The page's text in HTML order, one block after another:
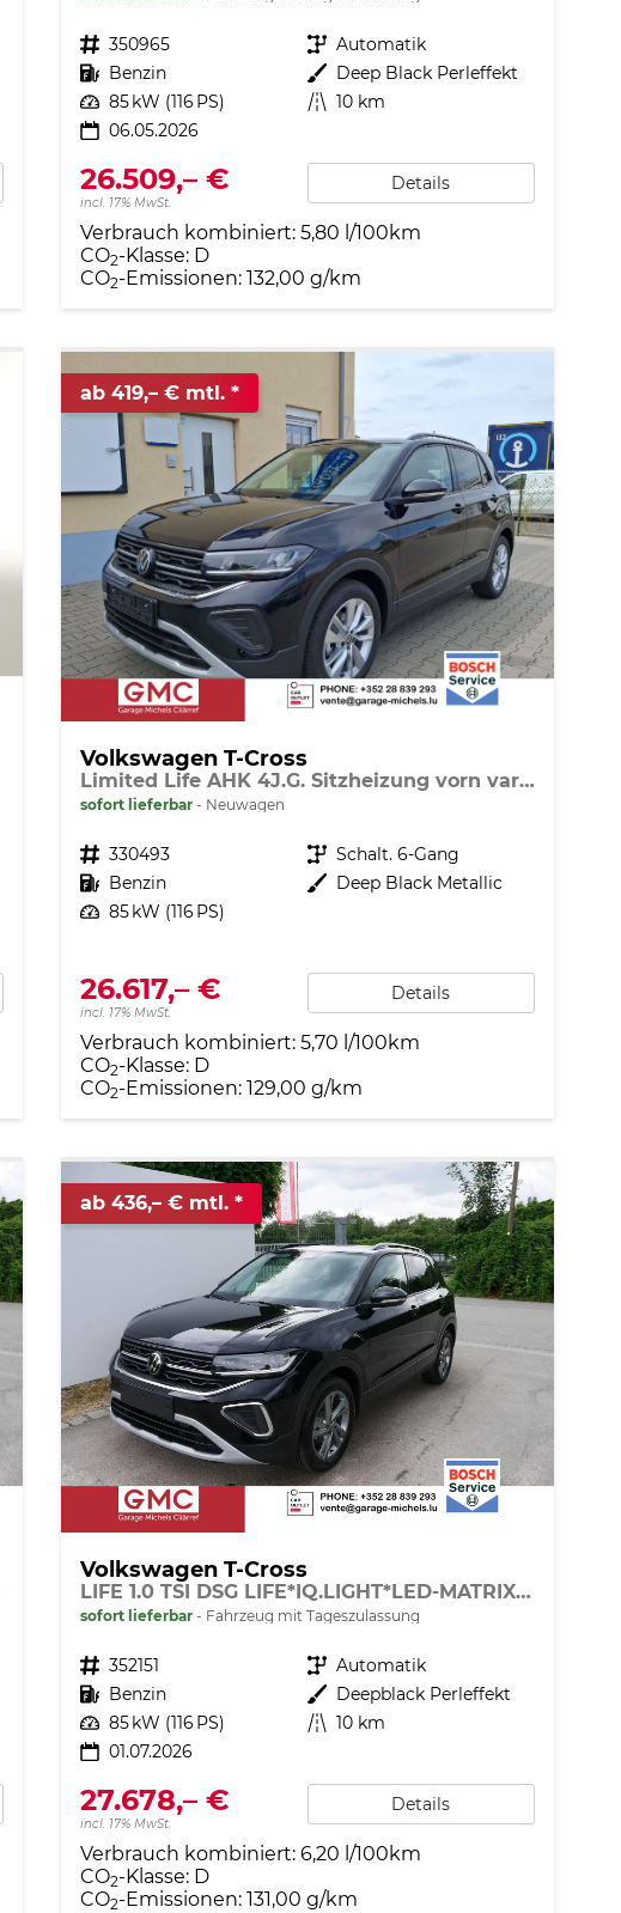
Fahrzeugnr. 350965 Getriebe Automatik
Kraftstoff Benzin Außenfarbe Deep Black Perleffekt
Leistung 85 kW (116 PS) Kilometerstand 10 km
06.05.2026
26.509,– €
incl. 17% MwSt.
Details
Verbrauch kombiniert: 5,80 l/100km
CO2-Klasse: D
CO2-Emissionen: 132,00 g/km
ab 419,– € mtl.
Volkswagen T-Cross
Limited Life AHK 4J.G. Sitzheizung vorn variabler Ladeboden PDC Radio 17 Zoll LM
sofort lieferbar Neuwagen
Fahrzeugnr. 330493 Getriebe Schalt. 6-Gang
Kraftstoff Benzin Außenfarbe Deep Black Metallic
Leistung 85 kW (116 PS)
26.617,– €
incl. 17% MwSt.
Details
Verbrauch kombiniert: 5,70 l/100km
CO2-Klasse: D
CO2-Emissionen: 129,00 g/km
ab 436,– € mtl.
Volkswagen T-Cross
LIFE 1.0 TSI DSG LIFE*IQ.LIGHT*LED-MATRIX*KAMERA*ACC*SMARTLINK*PDC*LED*SHZ*TEMPOMAT*KLIMA*17-ZOLL
sofort lieferbar Fahrzeug mit Tageszulassung
Fahrzeugnr. 352151 Getriebe Automatik
Kraftstoff Benzin Außenfarbe Deepblack Perleffekt
Leistung 85 kW (116 PS) Kilometerstand 10 km
01.07.2026
27.678,– €
incl. 17% MwSt.
Details
Verbrauch kombiniert: 6,20 l/100km
CO2-Klasse: D
CO2-Emissionen: 131,00 g/km